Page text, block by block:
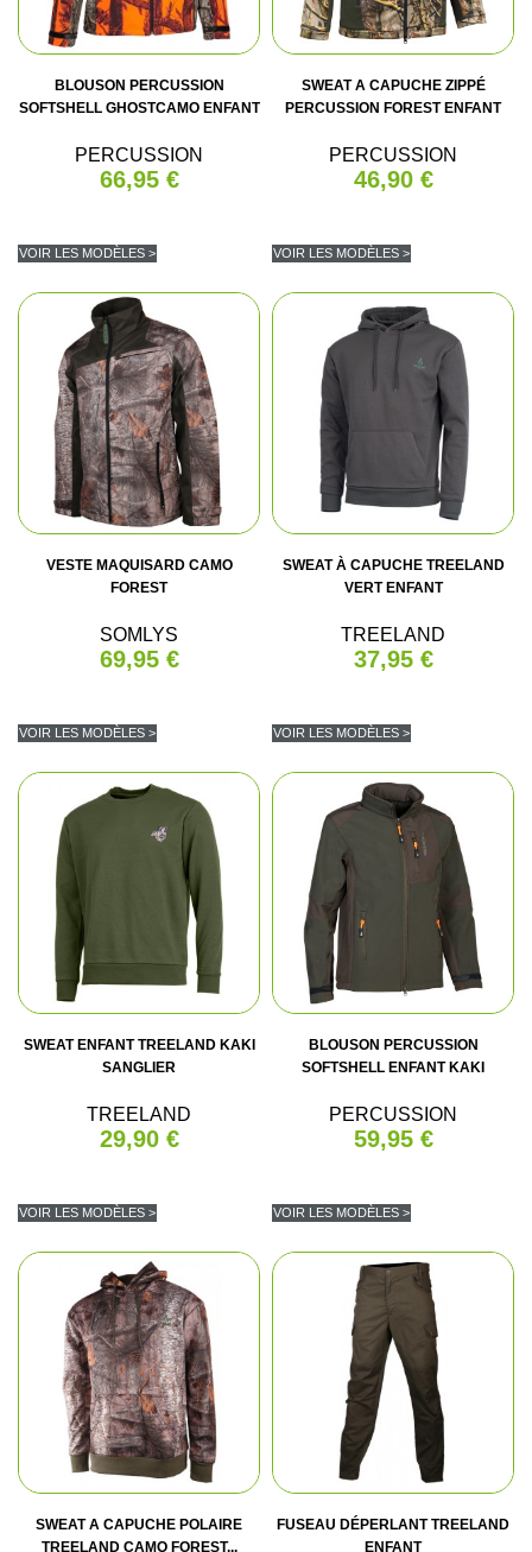
BLOUSON PERCUSSION
SOFTSHELL GHOSTCAMO ENFANT
PERCUSSION
66,95 €
VOIR LES MODÈLES >
SWEAT A CAPUCHE ZIPPÉ
PERCUSSION FOREST ENFANT
PERCUSSION
46,90 €
VOIR LES MODÈLES >
VESTE MAQUISARD CAMO
FOREST
SOMLYS
69,95 €
VOIR LES MODÈLES >
SWEAT À CAPUCHE TREELAND
VERT ENFANT
TREELAND
37,95 €
VOIR LES MODÈLES >
SWEAT ENFANT TREELAND KAKI
SANGLIER
TREELAND
29,90 €
VOIR LES MODÈLES >
BLOUSON PERCUSSION
SOFTSHELL ENFANT KAKI
PERCUSSION
59,95 €
VOIR LES MODÈLES >
SWEAT A CAPUCHE POLAIRE
TREELAND CAMO FOREST...
FUSEAU DÉPERLANT TREELAND
ENFANT